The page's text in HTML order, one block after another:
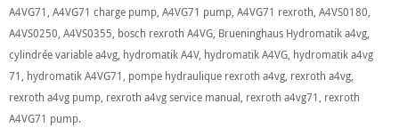
A4VG71, A4VG71 charge pump, A4VG71 pump, A4VG71 rexroth, A4VS0180,
A4VS0250, A4VS0355, bosch rexroth A4VG, Brueninghaus Hydromatik a4vg,
cylindrée variable a4vg, hydromatik A4V, hydromatik A4VG, hydromatik a4vg
71, hydromatik A4VG71, pompe hydraulique rexroth a4vg, rexroth a4vg,
rexroth a4vg pump, rexroth a4vg service manual, rexroth a4vg71, rexroth
A4VG71 pump.